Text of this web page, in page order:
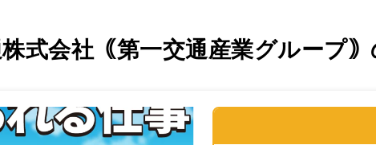
式会社｟第一交通産業グループ｠